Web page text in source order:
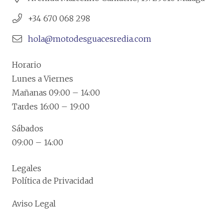
+34 670 068 298
hola@motodesguacesredia.com
Horario
Lunes a Viernes
Mañanas 09:00 – 14:00
Tardes 16:00 – 19:00
Sábados
09:00 – 14:00
Legales
Política de Privacidad
Aviso Legal